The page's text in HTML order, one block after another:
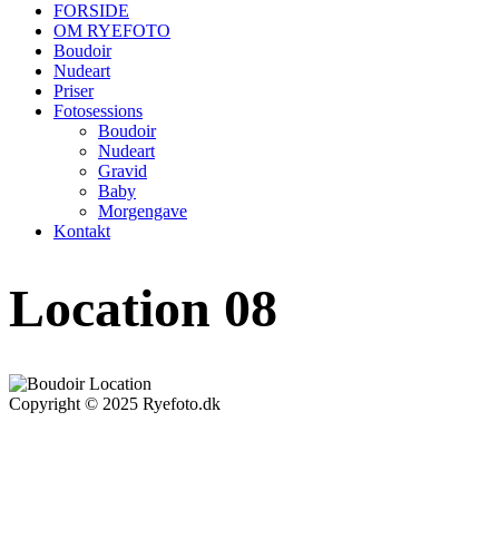
FORSIDE
OM RYEFOTO
Boudoir
Nudeart
Priser
Fotosessions
Boudoir
Nudeart
Gravid
Baby
Morgengave
Kontakt
Location 08
Copyright © 2025 Ryefoto.dk